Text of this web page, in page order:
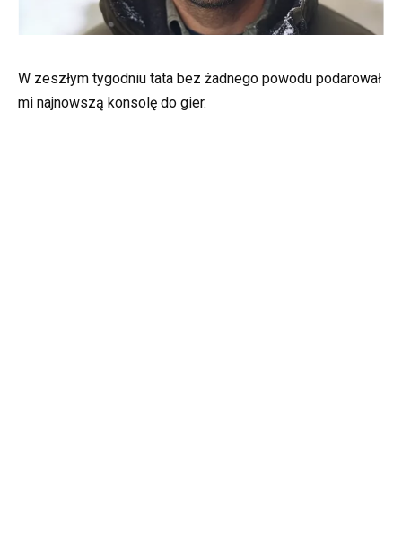
W zeszłym tygodniu tata bez żadnego powodu podarował
mi najnowszą konsolę do gier.